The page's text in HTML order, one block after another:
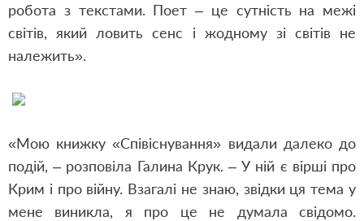
робота з текстами. Поет – це сутність на межі
світів, який ловить сенс і жодному зі світів не
належить».
«Мою книжку «Співіснування» видали далеко до
подій, – розповіла Галина Крук. – У ній є вірші про
Крим і про війну. Взагалі не знаю, звідки ця тема у
мене виникла, я про це не думала свідомо.